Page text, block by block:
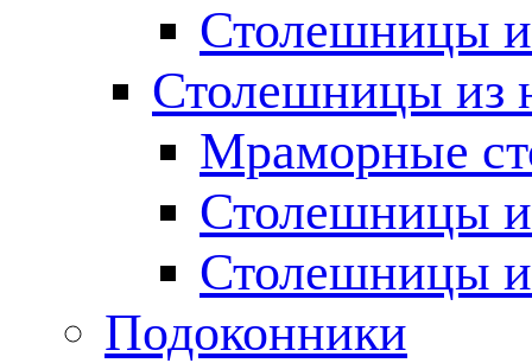
Столешницы
Столешницы из
Мраморные
Столешницы
Столешницы
Подоконники